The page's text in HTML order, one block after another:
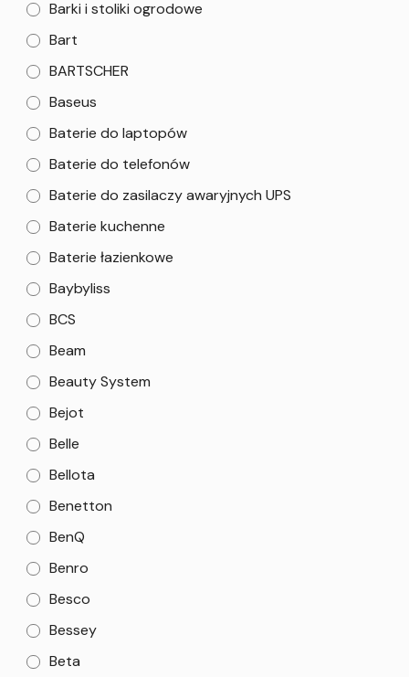
Barki i stoliki ogrodowe
Bart
BARTSCHER
Baseus
Baterie do laptopów
Baterie do telefonów
Baterie do zasilaczy awaryjnych UPS
Baterie kuchenne
Baterie łazienkowe
Baybyliss
BCS
Beam
Beauty System
Bejot
Belle
Bellota
Benetton
BenQ
Benro
Besco
Bessey
Beta